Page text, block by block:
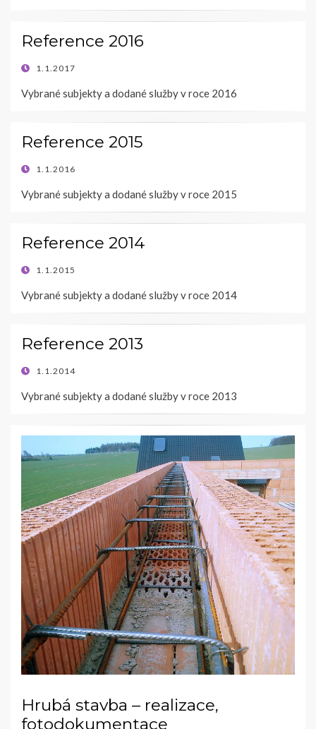
Reference 2016
POSTED
1.1.2017
Vybrané subjekty a dodané služby v roce 2016
Reference 2015
POSTED
1.1.2016
Vybrané subjekty a dodané služby v roce 2015
Reference 2014
POSTED
1.1.2015
Vybrané subjekty a dodané služby v roce 2014
Reference 2013
POSTED
1.1.2014
Vybrané subjekty a dodané služby v roce 2013
Hrubá stavba – realizace,
fotodokumentace